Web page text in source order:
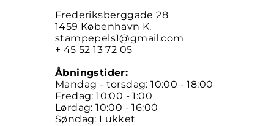
Frederiksberggade 28
1459 København K.
stampepels1@gmail.com
+ 45 52 13 72 05
Åbningstider:
Mandag - torsdag: 10:00 - 18:00
Fredag: 10:00 - 1:00
Lørdag: 10:00 - 16:00
Søndag: Lukket